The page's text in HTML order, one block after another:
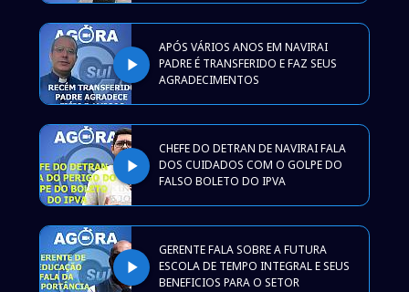
play_arrow
APÓS VÁRIOS ANOS EM NAVIRAI
PADRE É TRANSFERIDO E FAZ SEUS
AGRADECIMENTOS
play_arrow
CHEFE DO DETRAN DE NAVIRAI FALA
DOS CUIDADOS COM O GOLPE DO
FALSO BOLETO DO IPVA
play_arrow
GERENTE FALA SOBRE A FUTURA
ESCOLA DE TEMPO INTEGRAL E SEUS
BENEFICIOS PARA O SETOR